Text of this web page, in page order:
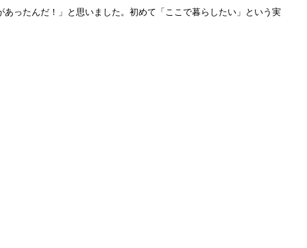
ったんだ！」と思いました。初めて「ここで暮らしたい」という実